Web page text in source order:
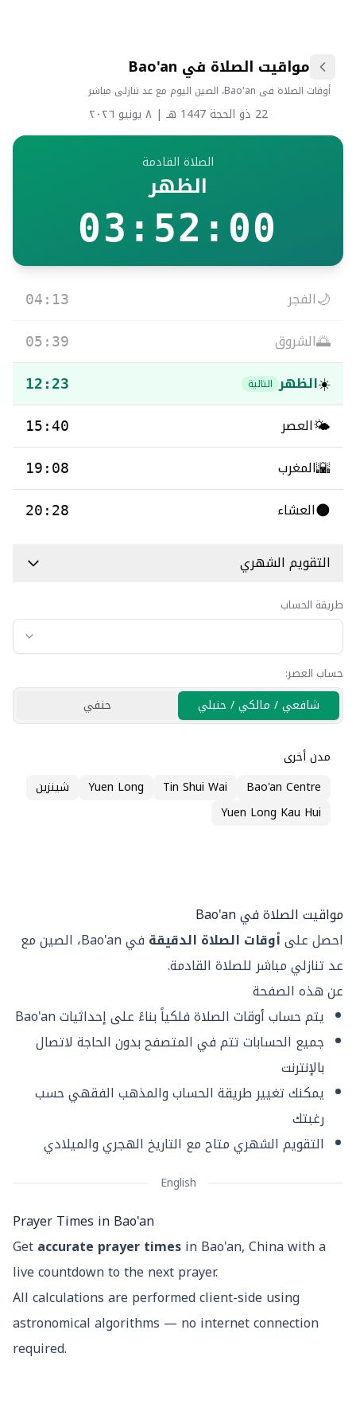
مواقيت الصلاة في Bao'an
أوقات الصلاة في Bao'an، الصين اليوم مع عد تنازلي مباشر
22 ذو الحجة 1447 هـ |٨ يونيو ٢٠٢٦
الصلاة القادمة
الظهر
03 : 52 : 00
🌙الفجر 04:13
🌅الشروق 05:39
☀️الظهر التالية 12:23
🌤️العصر 15:40
🌇المغرب 19:08
🌑العشاء 20:28
التقويم الشهري
طريقة الحساب
حساب العصر:
شافعي / مالكي / حنبلي حنفي
مدن أخرى
Bao'an Centre
Tin Shui Wai
Yuen Long
شينزين
Yuen Long Kau Hui
مواقيت الصلاة في Bao'an
احصل علىأوقات الصلاة الدقيقة
في Bao'an، الصين مع
عد تنازلي مباشر للصلاة القادمة.
عن هذه الصفحة
يتم حساب أوقات الصلاة فلكياً بناءً على إحداثيات Bao'an
جميع الحسابات تتم في المتصفح بدون الحاجة لاتصال
بالإنترنت
يمكنك تغيير طريقة الحساب والمذهب الفقهي حسب
رغبتك
التقويم الشهري متاح مع التاريخ الهجري والميلادي
English
Prayer Times in Bao'an
Getaccurate prayer timesin Bao'an, China with a
live countdown to the next prayer.
All calculations are performed client-side using
astronomical algorithms — no internet connection
required.